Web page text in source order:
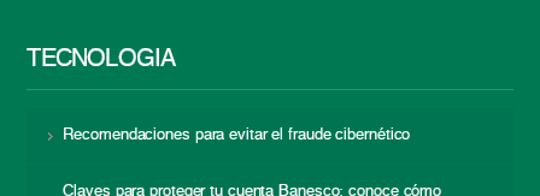
TECNOLOGÍA
Recomendaciones para evitar el fraude cibernético
Claves para proteger tu cuenta Banesco: conoce cómo